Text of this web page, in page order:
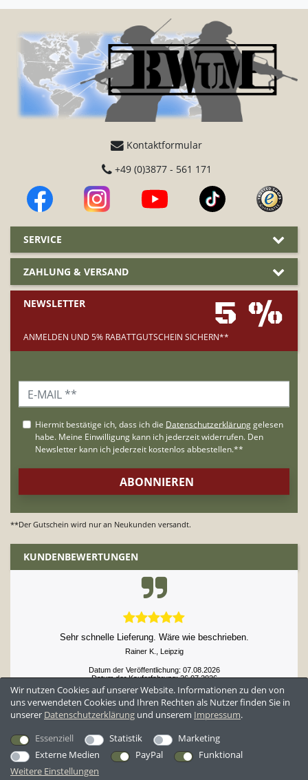
Kontaktformular
+49 (0)3877 - 561 171
SERVICE
ZAHLUNG & VERSAND
NEWSLETTER 5 %
ANMELDEN UND 5% RABATTGUTSCHEIN SICHERN**
**Der Gutschein wird nur an Neukunden versandt.
KUNDENBEWERTUNGEN
Sehr schnelle Lieferung. Wäre wie beschrieben.
Rainer K., Leipzig
Datum der Veröffentlichung: 07.08.2026
Datum der Kauferfahrung: 26.07.2026
Wir nutzen Cookies auf unserer Website. Informationen zu den von
uns verwendeten Cookies und Ihren Rechten als Nutzer finden Sie in
unserer Daten­schutz­erklärung und unserem Impressum.
Essenziell
Statistik
Marketing
Externe Medien
PayPal
Funktional
Weitere Einstellungen